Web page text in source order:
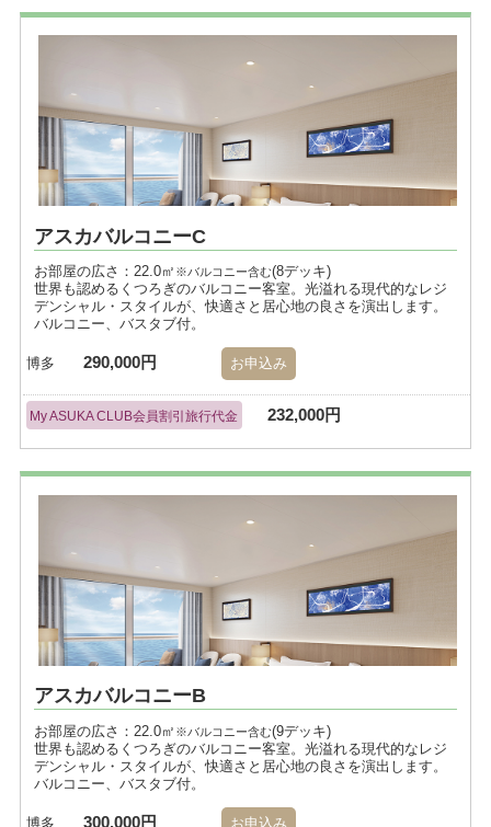
アスカバルコニーC
お部屋の広さ：22.0㎡ ※バルコニー含む(8デッキ)
世界も認めるくつろぎのバルコニー客室。光溢れる現代的なレジ
デンシャル・スタイルが、快適さと居心地の良さを演出します。
バルコニー、バスタブ付。
博多 290,000円 お申込み
My ASUKA CLUB会員割引旅行代金 232,000円
アスカバルコニーB
お部屋の広さ：22.0㎡ ※バルコニー含む(9デッキ)
世界も認めるくつろぎのバルコニー客室。光溢れる現代的なレジ
デンシャル・スタイルが、快適さと居心地の良さを演出します。
バルコニー、バスタブ付。
博多 300,000円 お申込み